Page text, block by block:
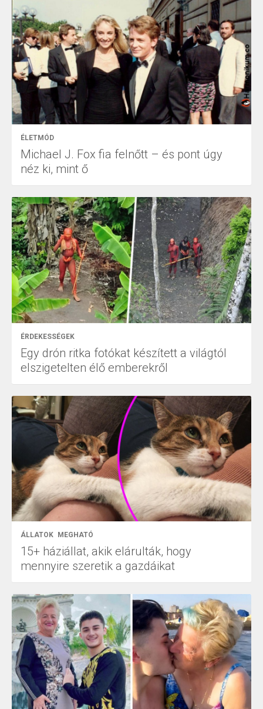
ÉLETMÓD
Michael J. Fox fia felnőtt – és pont úgy
néz ki, mint ő
ÉRDEKESSÉGEK
Egy drón ritka fotókat készített a világtól
elszigetelten élő emberekről
ÁLLATOK MEGHATÓ
15+ háziállat, akik elárulták, hogy
mennyire szeretik a gazdáikat